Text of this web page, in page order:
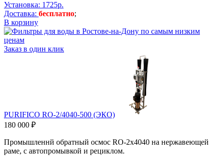
Установка: 1725р.
Доставка: бесплатно;
В корзину
Заказ в один клик
PURIFICO RO-2/4040-500 (ЭКО)
180 000 ₽
Промышленнй обратный осмос RO-2х4040 на нержавеющей
раме, с автопромывкой и рециклом.